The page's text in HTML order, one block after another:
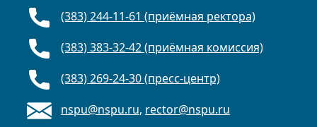
(383) 244-11-61 (приёмная ректора)
(383) 383-32-42 (приёмная комиссия)
(383) 269-24-30 (пресс-центр)
nspu@nspu.ru, rector@nspu.ru